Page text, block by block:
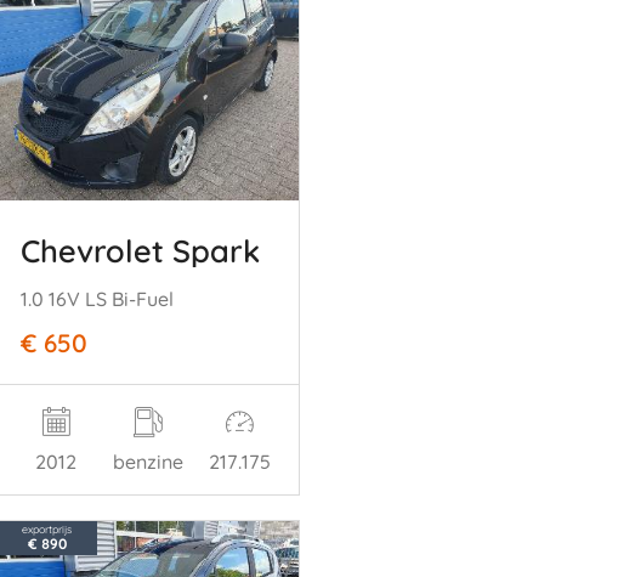
Chevrolet Spark
1.0 16V LS Bi-Fuel
€ 650
2012 benzine 217.175
exportprijs
€ 890